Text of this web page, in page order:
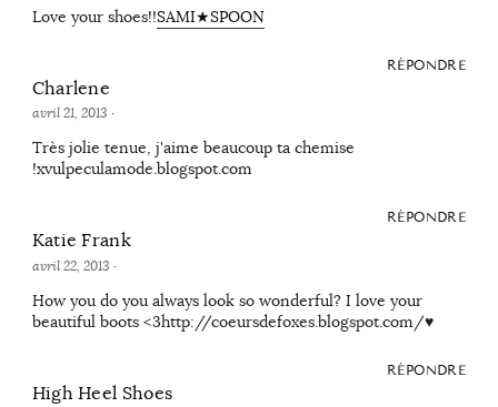
Love your shoes!!SAMI★SPOON
RÉPONDRE
Charlene
avril 21, 2013 ·
Très jolie tenue, j'aime beaucoup ta chemise
!xvulpeculamode.blogspot.com
RÉPONDRE
Katie Frank
avril 22, 2013 ·
How you do you always look so wonderful? I love your
beautiful boots <3http://coeursdefoxes.blogspot.com/♥
RÉPONDRE
High Heel Shoes